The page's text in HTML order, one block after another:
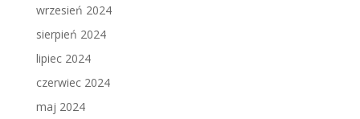
wrzesień 2024
sierpień 2024
lipiec 2024
czerwiec 2024
maj 2024